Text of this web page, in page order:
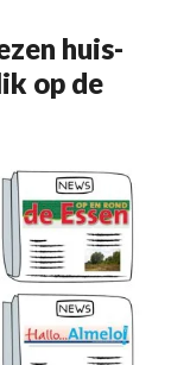
huis-
op de